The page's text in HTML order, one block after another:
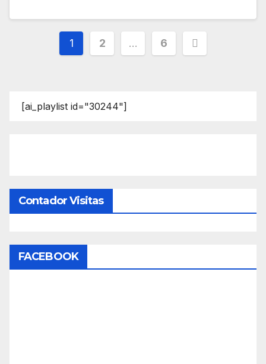
Paginación
1 2 … 6
[ai_playlist id="30244"]
Contador Visitas
FACEBOOK